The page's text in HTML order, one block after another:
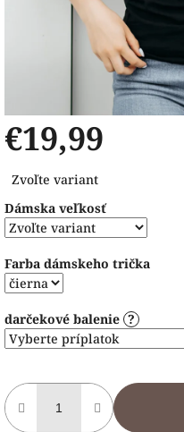
€19,99
cena:
Zvoľte variant
Dámska veľkosť
Farba dámskeho trička
darčekové balenie ?